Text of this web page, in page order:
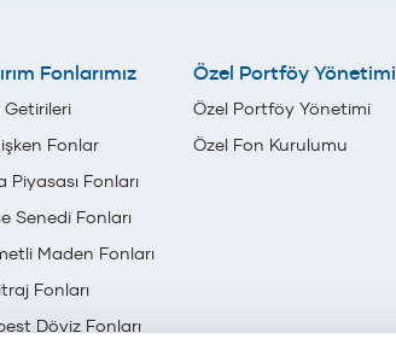
Fonlarımız
Getirileri
Fonlar
Piyasası Fonları
Senedi Fonları
Maden Fonları
Fonları
Döviz Fonları
Özel Portföy Yönetimi
Özel Portföy Yönetimi
Özel Fon Kurulumu